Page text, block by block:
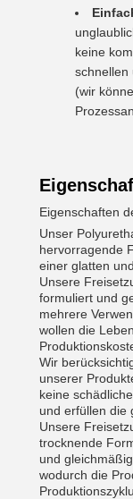
keine
schnellen
(wir
Eigenschaften
Unser
hervorragende
einer glatten
Unsere
formuliert und
mehrere
wollen die
Wir
unserer
keine
und erfüllen die
Unsere
trocknende
und
wodurch die